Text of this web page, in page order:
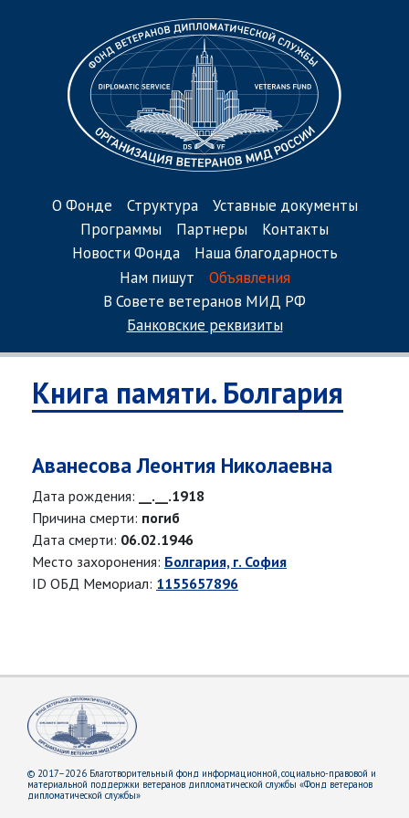
О Фонде Структура
Уставные документы
Программы
Партнеры
Контакты
Новости Фонда
Наша благодарность
Нам пишут
Объявления
В Совете ветеранов МИД РФ
Банковские реквизиты
Книга памяти. Болгария
Аванесова Леонтия Николаевна
Дата рождения:
__.__.1918
Причина смерти: погиб
Дата смерти: 06.02.1946
Место захоронения: Болгария, г. София
ID ОБД Мемориал: 1155657896
© 2017–2026 Благотворительный фонд информационной, социально-правовой и
материальной поддержки ветеранов дипломатической службы «Фонд ветеранов
дипломатической службы»